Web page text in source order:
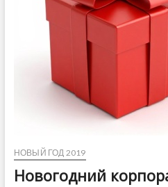
л
и
НОВЫЙ ГОД 2019
Новогодний